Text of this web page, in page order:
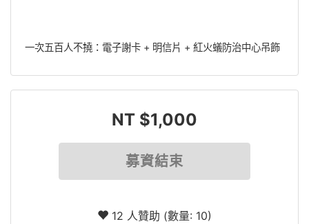
一次五百人不撓：電子謝卡 + 明信片 + 紅火蟻防治中心吊飾
NT $1,000
募資結束
12 人贊助 (數量: 10)